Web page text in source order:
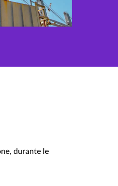
durante le